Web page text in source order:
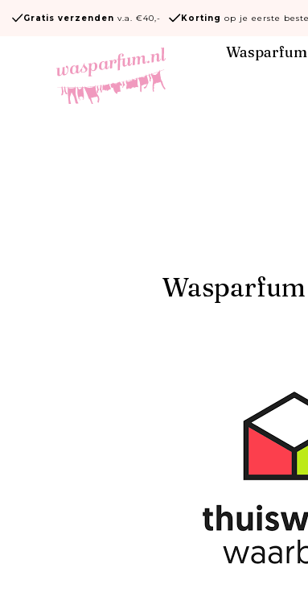
Ga naar
Gratis verzenden v.a. €40,- Korting op je eerste
Wasparfum